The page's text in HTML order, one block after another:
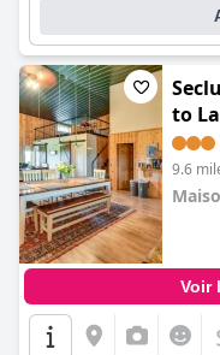
to
9.6
Voir